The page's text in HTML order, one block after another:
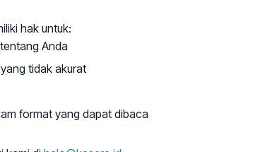
hak untuk:
Anda
tidak akurat
format yang dapat dibaca